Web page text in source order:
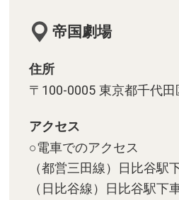
帝国劇場
住所
〒100-0005 東京都千代
アクセス
○電車でのアクセス
（都営三田線）日比谷駅
（日比谷線）日比谷駅下